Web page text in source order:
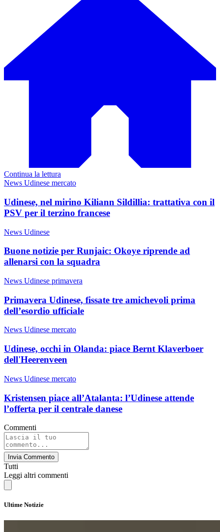
Continua la lettura
News Udinese mercato
Udinese, nel mirino Kiliann Sildillia: trattativa con il
PSV per il terzino francese
News Udinese
Buone notizie per Runjaic: Okoye riprende ad
allenarsi con la squadra
News Udinese primavera
Primavera Udinese, fissate tre amichevoli prima
dell’esordio ufficiale
News Udinese mercato
Udinese, occhi in Olanda: piace Bernt Klaverboer
dell'Heerenveen
News Udinese mercato
Kristensen piace all’Atalanta: l’Udinese attende
l’offerta per il centrale danese
Commenti
Invia Commento
Tutti
Leggi altri commenti
Ultime Notizie